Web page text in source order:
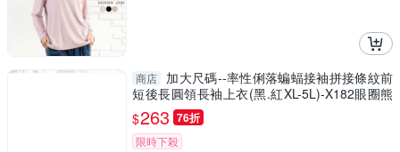
商店
加大尺碼--率性俐落蝙蝠接袖拼接條紋前
短後長圓領長袖上衣(黑.紅XL-5L)-X182眼圈熊
中大尺碼
$263 76折
限時下殺